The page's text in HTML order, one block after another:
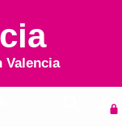
Valencia